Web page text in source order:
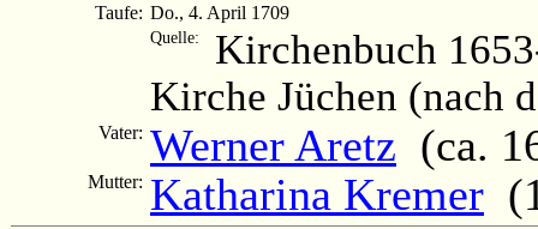
Taufe: Do., 4. April 1709
Quelle:
Kirchenbuch
Kirche Jüchen (nach
Vater: Werner Aretz (ca.
Mutter: Katharina Kremer